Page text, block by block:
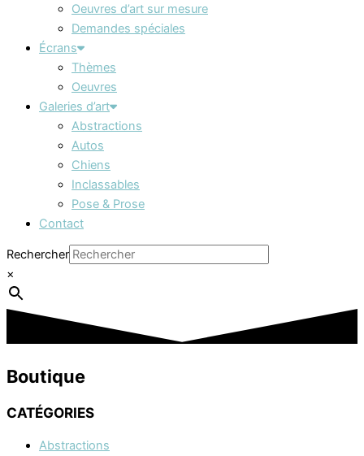
Oeuvres d’art sur mesure
Demandes spéciales
Écrans
Thèmes
Oeuvres
Galeries d’art
Abstractions
Autos
Chiens
Inclassables
Pose & Prose
Contact
Rechercher
×
Boutique
CATÉGORIES
Abstractions